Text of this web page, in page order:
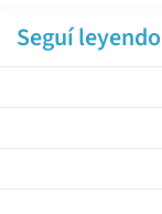
Seguí leyendo